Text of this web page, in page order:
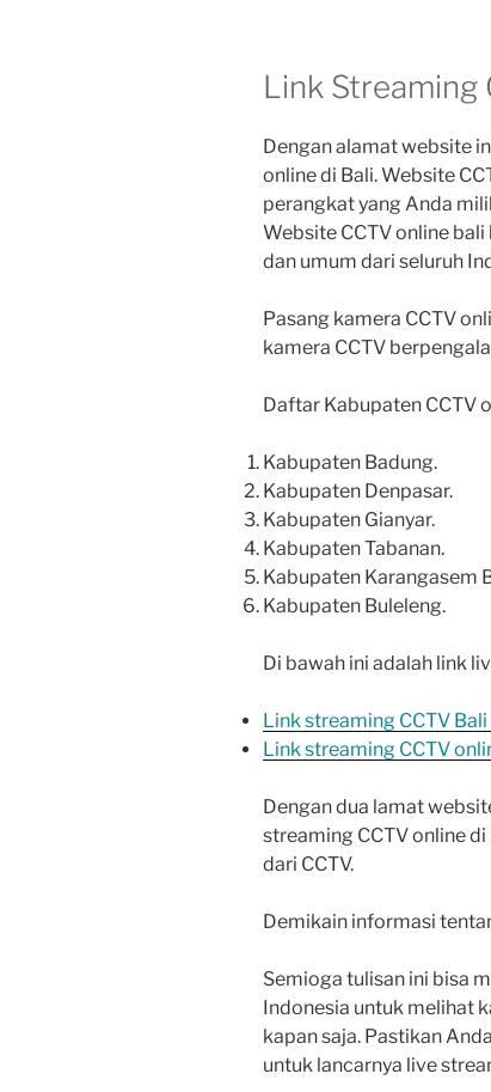
Link Streaming
Dengan alamat website
online di Bali. Website
perangkat yang Anda
Website CCTV online
dan umum dari seluruh
Pasang kamera CCTV
kamera CCTV
Daftar Kabupaten CCTV
Kabupaten Badung.
Kabupaten Denpasar.
Kabupaten Gianyar.
Kabupaten Tabanan.
Kabupaten Karangasem
Kabupaten Buleleng.
Di bawah ini adalah link
Link streaming CCTV
Link streaming CCTV
Dengan dua lamat
streaming CCTV online
dari CCTV.
Demikain informasi
Semioga tulisan ini bisa
Indonesia untuk melihat
kapan saja. Pastikan
untuk lancarnya live